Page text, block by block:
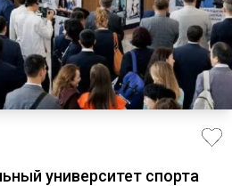
университет спорта